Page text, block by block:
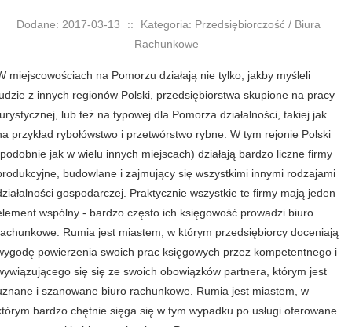
Dodane: 2017-03-13 ::
Kategoria: Przedsiębiorczość / Biura
Rachunkowe
miejscowościach na Pomorzu działają nie tylko, jakby myśleli
z innych regionów Polski, przedsiębiorstwa skupione na pracy
lub też na typowej dla Pomorza działalności, takiej jak
przykład rybołówstwo i przetwórstwo rybne. W tym rejonie Polski
jak w wielu innych miejscach) działają bardzo liczne firmy
budowlane i zajmujący się wszystkimi innymi rodzajami
gospodarczej. Praktycznie wszystkie te firmy mają jeden
wspólny - bardzo często ich księgowość prowadzi biuro
Rumia jest miastem, w którym przedsiębiorcy doceniają
powierzenia swoich prac księgowych przez kompetentnego i
się się ze swoich obowiązków partnera, którym jest
i szanowane biuro rachunkowe. Rumia jest miastem, w
bardzo chętnie sięga się w tym wypadku po usługi oferowane